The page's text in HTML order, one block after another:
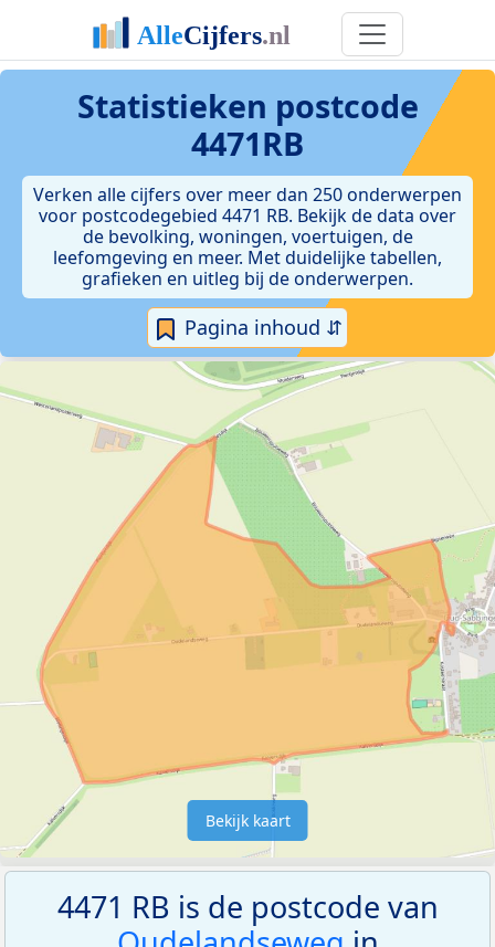
Statistieken postcode
4471RB
Verken alle cijfers over meer dan 250 onderwerpen
voor postcodegebied 4471 RB. Bekijk de data over
de bevolking, woningen, voertuigen, de
leefomgeving en meer. Met duidelijke tabellen,
grafieken en uitleg bij de onderwerpen.
Pagina inhoud ⇵
Bekijk kaart
4471 RB is de postcode van